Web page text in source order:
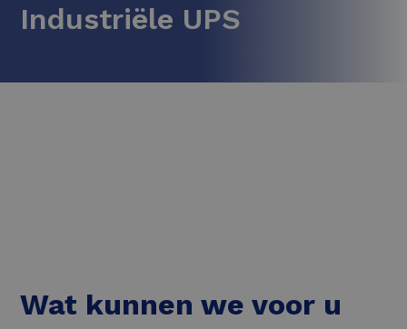
Industriële UPS
Wat kunnen we voor u